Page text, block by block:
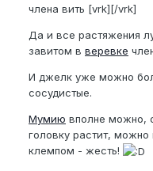
члена вить [vrk][/vrk]
Да и все растяжения
завитом в веревке
И джелк уже можно
сосудистые.
Мумию вполне можно,
головку растит, можно
клемпом - жесть!